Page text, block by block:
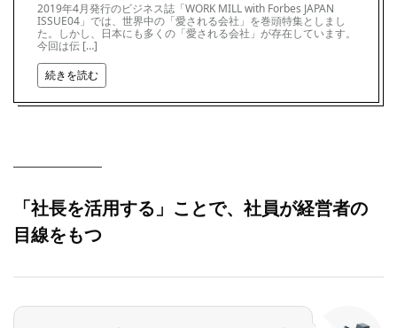
2019年4月発行のビジネス誌「WORK MILL with Forbes JAPAN
ISSUE04」では、世界中の「愛される会社」を巻頭特集としまし
た。しかし、日本にも多くの「愛される会社」が存在しています。
今回は伝 […]
続きを読む
「社長を活用する」ことで、社員が経営者の
目線をもつ